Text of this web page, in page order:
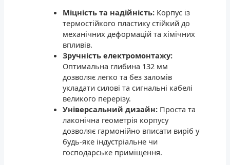
Міцність та надійність:Корпус із
термостійкого пластику стійкий до
механічних деформацій та хімічних
впливів.
Зручність електромонтажу:
Оптимальна глибина 132 мм
дозволяє легко та без заломів
укладати силові та сигнальні кабелі
великого перерізу.
Універсальний дизайн:Проста та
лаконічна геометрія корпусу
дозволяє гармонійно вписати виріб у
будь-яке індустріальне чи
господарське приміщення.